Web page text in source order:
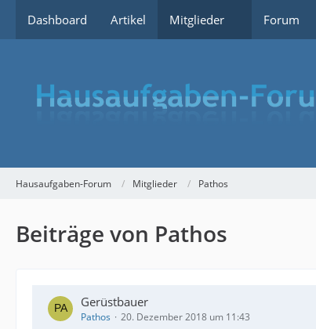
Dashboard Artikel Mitglieder Forum
Hausaufgaben-Forum Mitglieder Pathos
Beiträge von Pathos
Gerüstbauer
Pathos 20. Dezember 2018 um 11:43